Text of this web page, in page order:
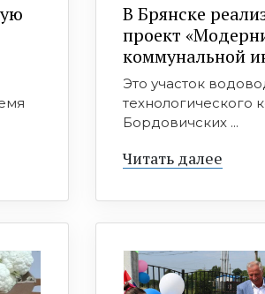
В Брянске
проект
коммунальной
Это участок
технологического
Бордовичских ...
Читать далее